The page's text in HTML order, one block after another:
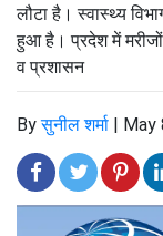
लौटा है। स्वास्थ्य
हुआ है। प्रदेश में
व प्रशासन
Byसुनील शर्मा | May